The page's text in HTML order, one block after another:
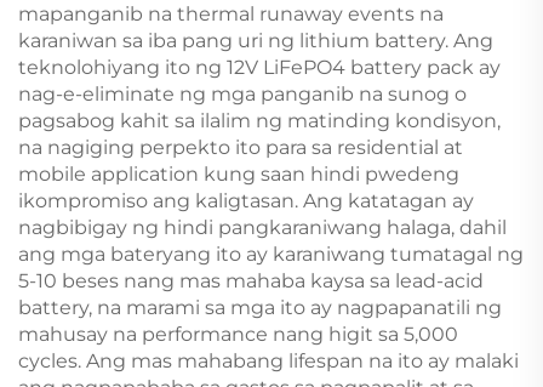
mapanganib na thermal runaway events na
karaniwan sa iba pang uri ng lithium battery. Ang
teknolohiyang ito ng 12V LiFePO4 battery pack ay
nag-e-eliminate ng mga panganib na sunog o
pagsabog kahit sa ilalim ng matinding kondisyon,
na nagiging perpekto ito para sa residential at
mobile application kung saan hindi pwedeng
ikompromiso ang kaligtasan. Ang katatagan ay
nagbibigay ng hindi pangkaraniwang halaga, dahil
ang mga bateryang ito ay karaniwang tumatagal ng
5-10 beses nang mas mahaba kaysa sa lead-acid
battery, na marami sa mga ito ay nagpapanatili ng
mahusay na performance nang higit sa 5,000
cycles. Ang mas mahabang lifespan na ito ay malaki